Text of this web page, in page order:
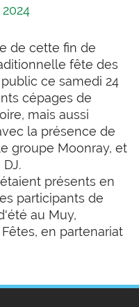
de cette fin de
fête des
ce samedi 24
cépages de
mais aussi
la présence de
groupe Moonray, et
présents en
participants de
au Muy,
en partenariat